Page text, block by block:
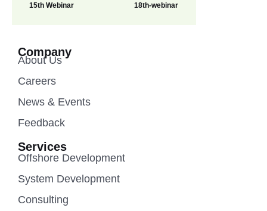
15th Webinar 18th-webinar
Company
About Us
Careers
News & Events
Feedback
Services
Offshore Development
System Development
Consulting